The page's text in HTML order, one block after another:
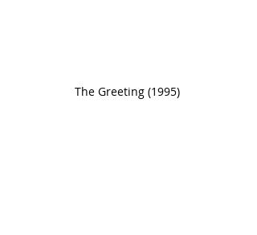
The Greeting (1995)